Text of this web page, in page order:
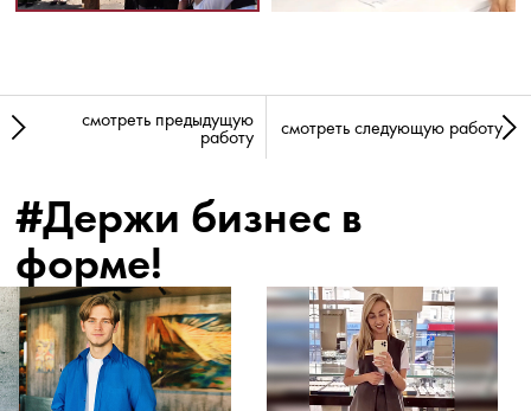
смотреть предыдущую
работу смотреть следующую работу
#Держи бизнес в
форме!